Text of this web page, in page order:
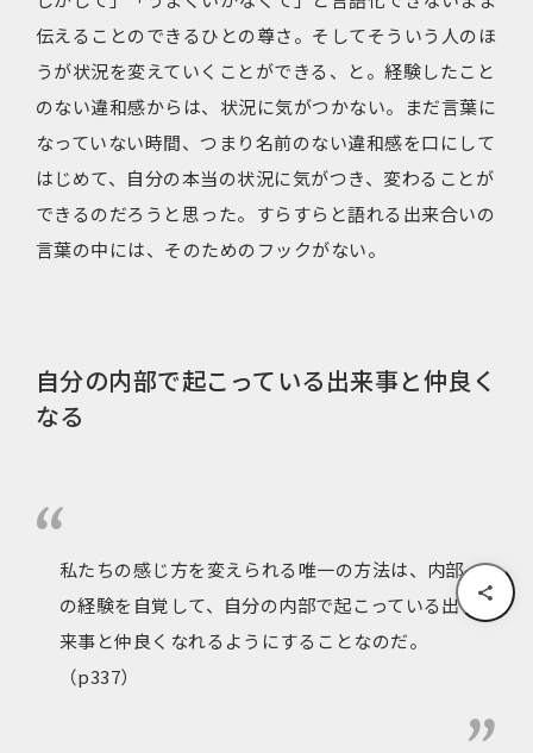
伝えることのできるひとの尊さ。そしてそういう人のほ
うが状況を変えていくことができる、と。経験したこと
のない違和感からは、状況に気がつかない。まだ言葉に
なっていない時間、つまり名前のない違和感を口にして
はじめて、自分の本当の状況に気がつき、変わることが
できるのだろうと思った。すらすらと語れる出来合いの
言葉の中には、そのためのフックがない。
自分の内部で起こっている出来事と仲良く
なる
私たちの感じ方を変えられる唯一の方法は、内部
の経験を自覚して、自分の内部で起こっている出
来事と仲良くなれるようにすることなのだ。
（p337）